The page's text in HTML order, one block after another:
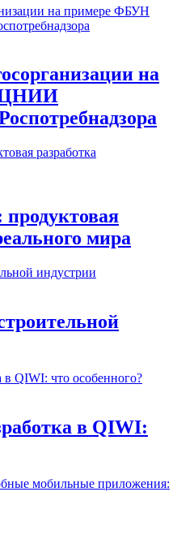
на
ЦНИИ
мира
в QIWI: